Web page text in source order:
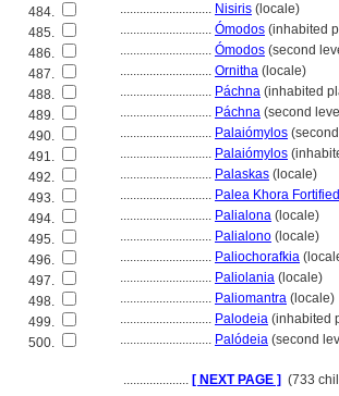
484.
............................ Nisiris (locale)
485.
............................ Ómodos (inhabited
486.
............................ Ómodos (second
487.
............................ Ornitha (locale)
488.
............................ Páchna (inhabited
489.
............................ Páchna (second
490.
............................ Palaiómylos
491.
............................ Palaiómylos
492.
............................ Palaskas (locale)
493.
............................ Palea Khora
494.
............................ Palialona (locale)
495.
............................ Palialono (locale)
496.
............................ Paliochorafkia
497.
............................ Paliolania (locale)
498.
............................ Paliomantra (locale)
499.
............................ Palodeia (inhabited
500.
............................ Palódeia (second
.................... [ NEXT PAGE ] (733